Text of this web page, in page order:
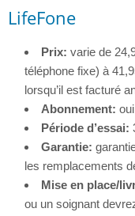
LifeFone
Prix: varie de
téléphone fixe) à
lorsqu’il est facturé
Abonnement: oui
Période d’essai:
Garantie:
les remplacements
Mise en place/
ou un soignant